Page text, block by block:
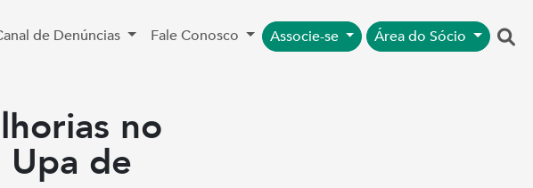
de Denúncias Fale Conosco Associe-se Área do Sócio
no
de